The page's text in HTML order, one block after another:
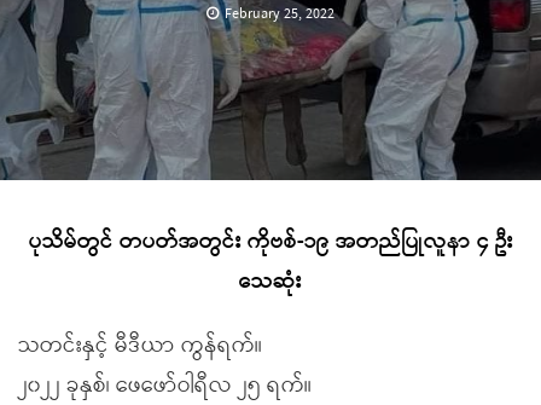
February 25, 2022
ပုသိမ်တွင် တပတ်အတွင်း ကိုဗစ်-၁၉ အတည်ပြုလူနာ ၄ ဦး
သေဆုံး
သတင်းနှင့် မီဒီယာ ကွန်ရက်။
၂၀၂၂ ခုနှစ်၊ ဖေဖော်ဝါရီလ ၂၅ ရက်။